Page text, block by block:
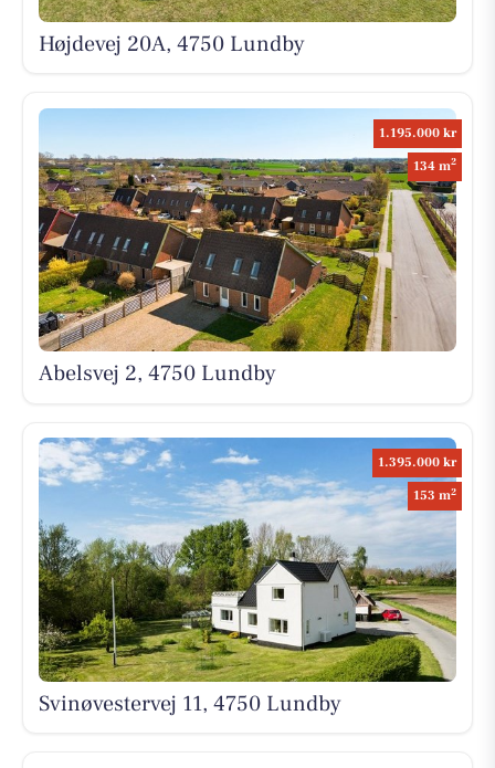
Højdevej 20A, 4750 Lundby
1.195.000 kr
134 m2
Abelsvej 2, 4750 Lundby
1.395.000 kr
153 m2
Svinøvestervej 11, 4750 Lundby